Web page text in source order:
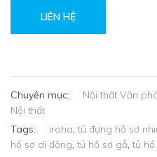
LIÊN HỆ
Chuyên mục: Nội thất Văn
Nội thất
Tags:
iroha,tủ đựng hồ sơ
hồ sơ di động,tủ hồ sơ gỗ,tủ